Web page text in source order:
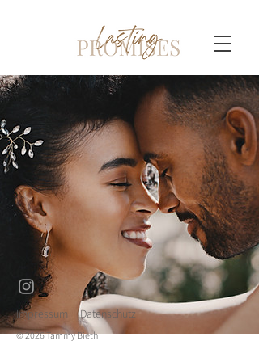
Impressum Datenschutz
© 2026 Tammy Bieth